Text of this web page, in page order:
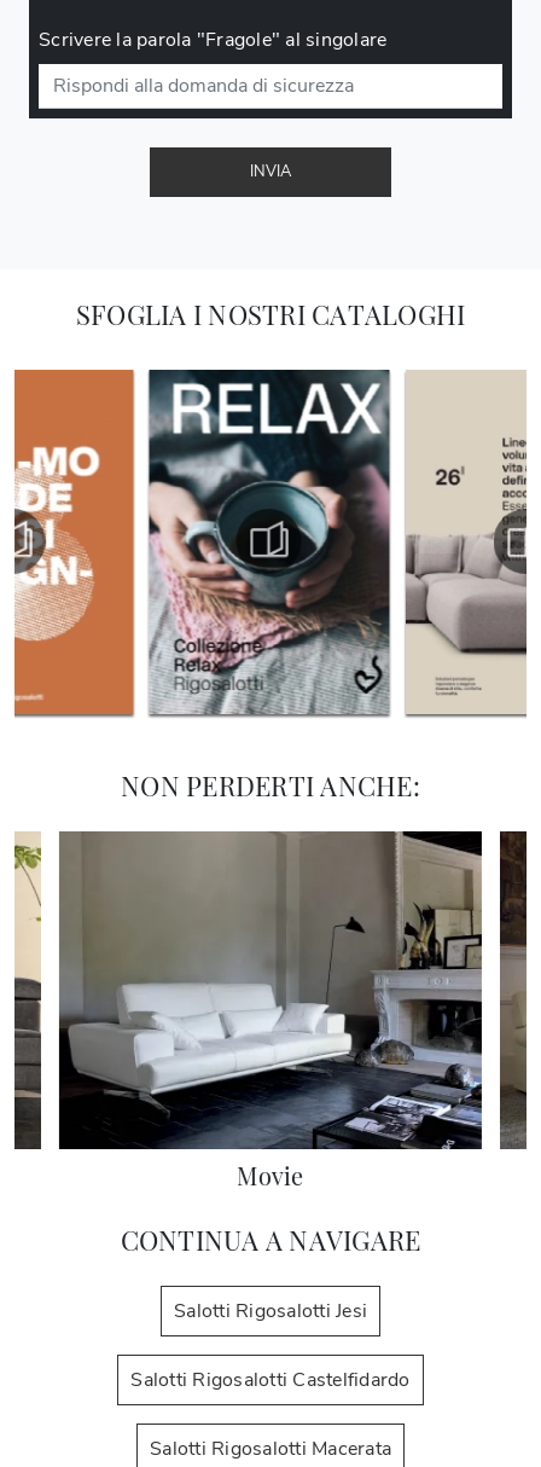
SFOGLIA I NOSTRI CATALOGHI
Scrivere la parola "Fragole" al singolare
INVIA
NON PERDERTI ANCHE:
Movie
CONTINUA A NAVIGARE
Salotti Rigosalotti Jesi
Salotti Rigosalotti Castelfidardo
Salotti Rigosalotti Macerata